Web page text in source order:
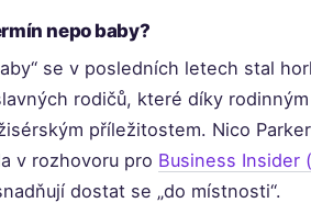
nepo baby?
se v posledních letech stal
rodičů, které díky
příležitostem. Nico
v rozhovoru pro Business Insider
dostat se „do místnosti“.